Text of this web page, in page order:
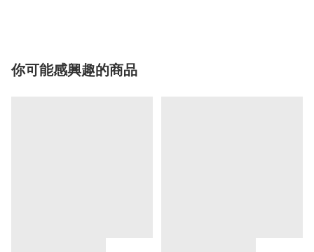
你可能感興趣的商品